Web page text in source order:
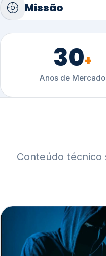
Missão
30+
Anos de Mercado
Conteúdo